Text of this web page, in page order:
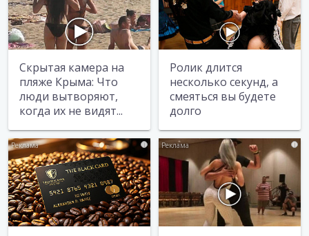
Скрытая камера на
пляже Крыма: Что
люди вытворяют,
когда их не видят...
Ролик длится
несколько секунд, а
смеяться вы будете
долго
i i